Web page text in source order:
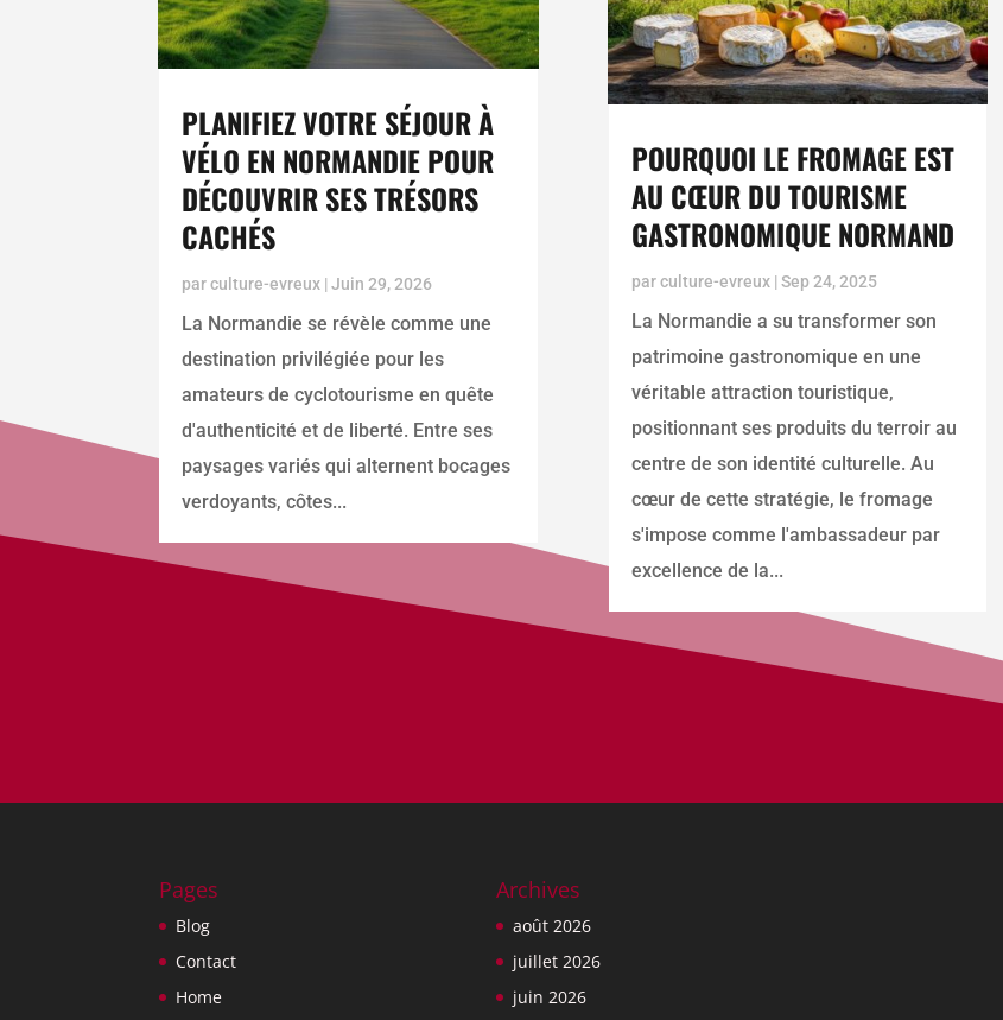
PLANIFIEZ VOTRE SÉJOUR À
VÉLO EN NORMANDIE POUR
DÉCOUVRIR SES TRÉSORS
CACHÉS
parculture-evreux |Juin 29, 2026
La Normandie se révèle comme une
destination privilégiée pour les
amateurs de cyclotourisme en quête
d'authenticité et de liberté. Entre ses
paysages variés qui alternent bocages
verdoyants, côtes...
POURQUOI LE FROMAGE EST
AU CŒUR DU TOURISME
GASTRONOMIQUE NORMAND
parculture-evreux| Sep 24, 2025
La Normandie a su transformer son
patrimoine gastronomique en une
véritable attraction touristique,
positionnant ses produits du terroir au
centre de son identité culturelle. Au
cœur de cette stratégie, le fromage
s'impose comme l'ambassadeur par
excellence de la...
Pages
Blog
Contact
Home
Archives
août 2026
juillet 2026
juin 2026